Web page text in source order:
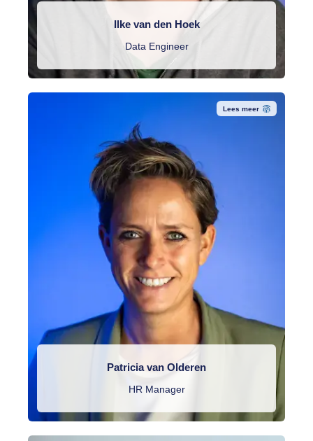
Ilke van den Hoek
Data Engineer
Lees meer
Patricia van Olderen
HR Manager